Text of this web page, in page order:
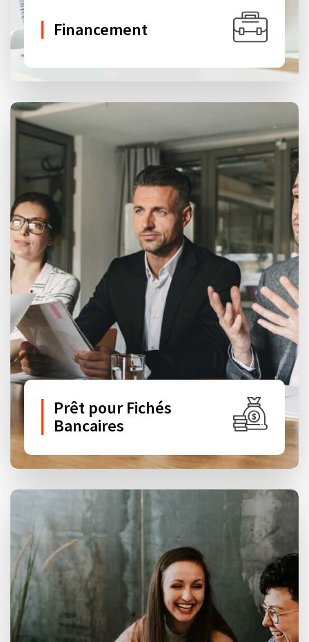
Financement
Prêt pour Fichés
Bancaires